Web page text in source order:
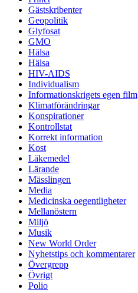
Gästskribenter
Geopolitik
Glyfosat
GMO
Hälsa
Hälsa
HIV-AIDS
Individualism
Informationskrigets egen film
Klimatförändringar
Konspirationer
Kontrollstat
Korrekt information
Kost
Läkemedel
Lärande
Mässlingen
Media
Medicinska oegentligheter
Mellanöstern
Miljö
Musik
New World Order
Nyhetstips och kommentarer
Övergrepp
Övrigt
Polio